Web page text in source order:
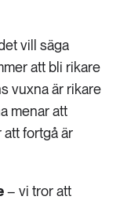
vill säga
att bli rikare
vuxna är rikare
menar att
fortgå är
– vi tror att